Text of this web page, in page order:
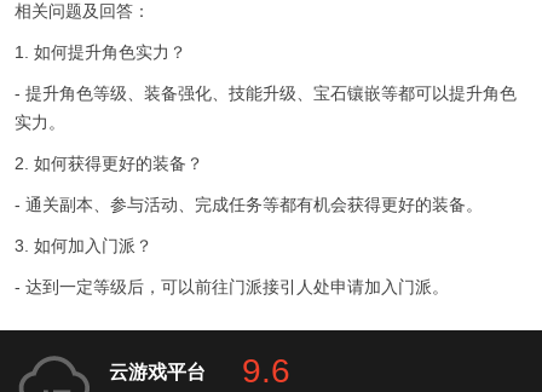
相关问题及回答：
1. 如何提升角色实力？
- 提升角色等级、装备强化、技能升级、宝石镶嵌等都可以提升角色
实力。
2. 如何获得更好的装备？
- 通关副本、参与活动、完成任务等都有机会获得更好的装备。
3. 如何加入门派？
- 达到一定等级后，可以前往门派接引人处申请加入门派。
云游戏平台 9.6